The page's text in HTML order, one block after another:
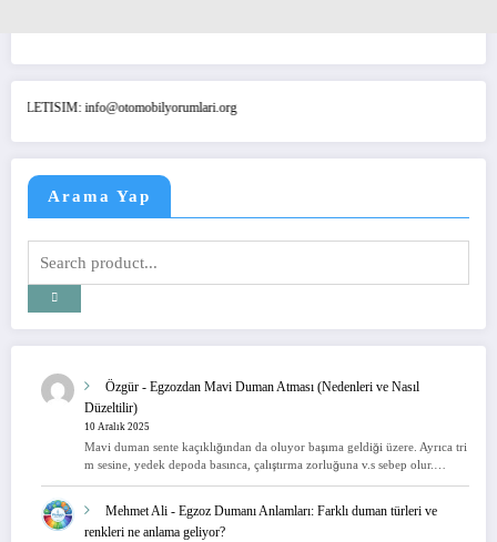
info@otomobilyorumlari.org
Arama Yap
Özgür - Egzozdan Mavi Duman Atması (Nedenleri ve Nasıl
Düzeltilir)
10 Aralık 2025
Mavi duman sente kaçıklığından da oluyor başıma geldiği üzere. Ayrıca tri
m sesine, yedek depoda basınca, çalıştırma zorluğuna v.s sebep olur.…
Mehmet Ali - Egzoz Dumanı Anlamları: Farklı duman türleri ve
renkleri ne anlama geliyor?